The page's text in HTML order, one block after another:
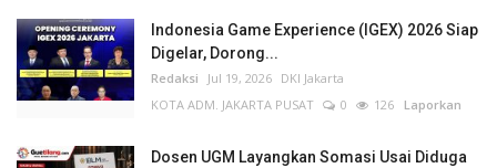
Indonesia Game Experience (IGEX) 2026 Siap
Digelar, Dorong...
Redaksi Jul 19, 2026 DKI Jakarta
KOTA ADM. JAKARTA PUSAT
0 126 Laporkan
Dosen UGM Layangkan Somasi Usai Diduga